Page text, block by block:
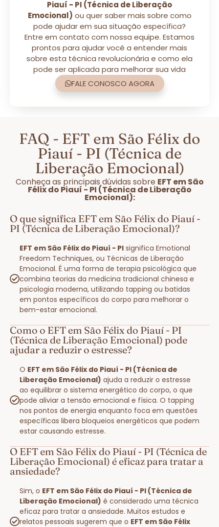
Piauí - PI (Técnica de Liberação
Emocional) ou quer saber mais sobre como
pode ajudar em sua situação específica?
Entre em contato com nossa equipe. Estamos
prontos para ajudar você a entender mais
sobre esta técnica revolucionária e como ela
pode ser aplicada para melhorar sua vida
FALE CONOSCO AGORA
FAQ - EFT em São Félix do
Piauí - PI (Técnica de
Liberação Emocional)
Conheça as principais dúvidas sobre EFT em São
Félix do Piauí - PI (Técnica de Liberação
Emocional):
O que significa EFT em São Félix do Piauí -
PI (Técnica de Liberação Emocional)?
EFT em São Félix do Piauí - PI significa Emotional
Freedom Techniques, ou Técnicas de Liberação
Emocional. É uma forma de terapia psicológica que
combina teorias da medicina tradicional chinesa e
psicologia moderna, utilizando tapping ou batidas
em pontos específicos do corpo para melhorar o
bem-estar emocional.
Como o EFT em São Félix do Piauí - PI
(Técnica de Liberação Emocional) pode
ajudar a reduzir o estresse?
O EFT em São Félix do Piauí - PI (Técnica de
Liberação Emocional) ajuda a reduzir o estresse
ao equilibrar o sistema energético do corpo, o que
pode aliviar a tensão emocional e física. O tapping
nos pontos de energia enquanto foca em questões
específicas libera bloqueios energéticos que podem
estar causando estresse.
O EFT em São Félix do Piauí - PI (Técnica de
Liberação Emocional) é eficaz para tratar a
ansiedade?
Sim, o EFT em São Félix do Piauí - PI (Técnica de
Liberação Emocional) é considerado uma técnica
eficaz para tratar a ansiedade. Muitos estudos e
relatos pessoais sugerem que o EFT em São Félix